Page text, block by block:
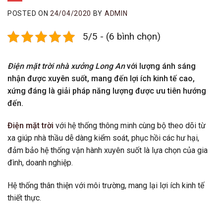
POSTED ON 24/04/2020 BY ADMIN
5/5 - (6 bình chọn)
Điện mặt trời nhà xưởng Long Anvới lượng ánh sáng
nhận được xuyên suốt, mang đến lợi ích kinh tế cao,
xứng đáng là giải pháp năng lượng được ưu tiên hướng
đến.
Điện mặt trời với hệ thống thông minh cùng bộ theo dõi từ
xa giúp nhà thầu dễ dàng kiểm soát, phục hồi các hư hại,
đảm bảo hệ thống vận hành xuyên suốt là lựa chọn của gia
đình, doanh nghiệp.
Hệ thống thân thiện với môi trường, mang lại lợi ích kinh tế
thiết thực.